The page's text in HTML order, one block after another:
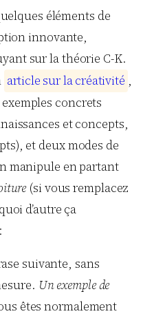
éléments de
innovante,
sur la théorie C-K.
article surlacréativité ,
concrets
et concepts,
et deux modes de
manipule en partant
(si vous remplacez
d’autre ça
suivante, sans
Un exemple de
êtes normalement